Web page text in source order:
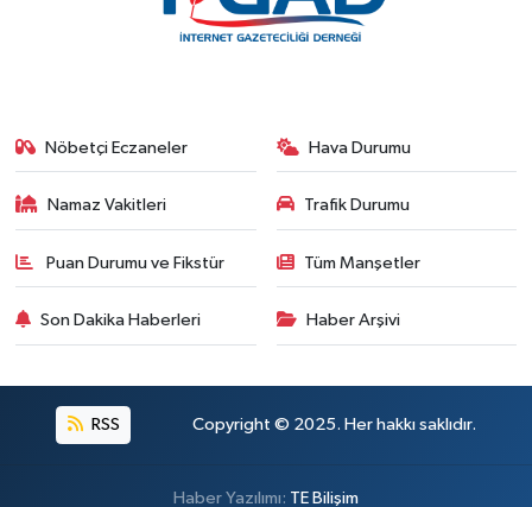
Nöbetçi Eczaneler Hava Durumu
Namaz Vakitleri Trafik Durumu
Puan Durumu ve Fikstür Tüm Manşetler
Son Dakika Haberleri Haber Arşivi
RSS Copyright © 2025. Her hakkı saklıdır.
Haber Yazılımı: TE Bilişim